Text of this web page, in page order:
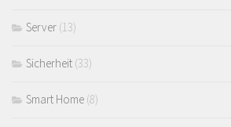
Server (13)
Sicherheit (33)
Smart Home (8)